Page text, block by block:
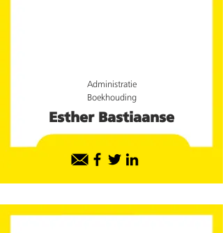
Administratie
Boekhouding
Esther Bastiaanse